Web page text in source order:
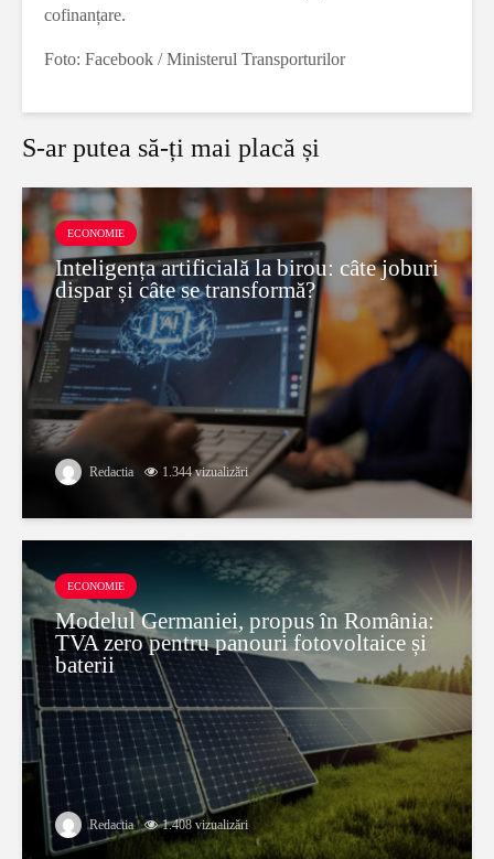
cofinanțare.
Foto: Facebook / Ministerul Transporturilor
S-ar putea să-ți mai placă și
ECONOMIE
Inteligența artificială la birou: câte joburi
dispar și câte se transformă?
Redactia 1.344 vizualizări
ECONOMIE
Modelul Germaniei, propus în România:
TVA zero pentru panouri fotovoltaice și
baterii
Redactia 1.408 vizualizări